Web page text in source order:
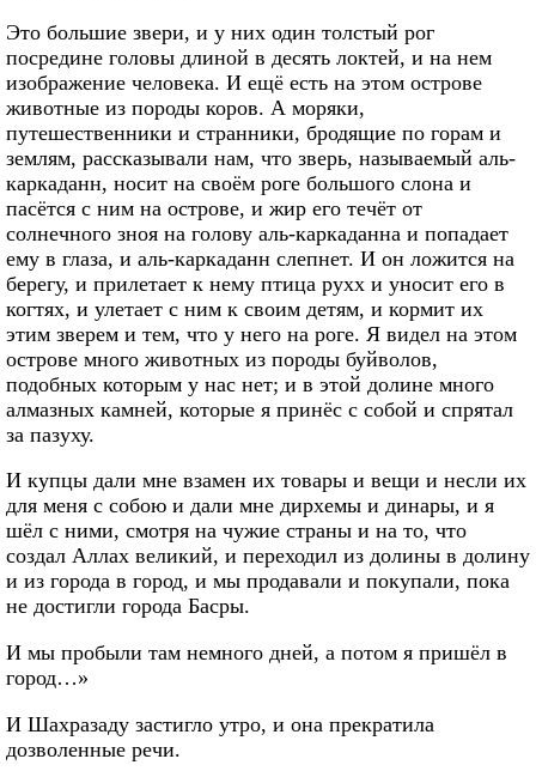
Это большие звери, и у них один толстый рог
посредине головы длиной в десять локтей, и на нем
изображение человека. И ещё есть на этом острове
животные из породы коров. А моряки,
путешественники и странники, бродящие по горам и
землям, рассказывали нам, что зверь, называемый аль-
каркаданн, носит на своём роге большого слона и
пасётся с ним на острове, и жир его течёт от
солнечного зноя на голову аль-каркаданна и попадает
ему в глаза, и аль-каркаданн слепнет. И он ложится на
берегу, и прилетает к нему птица рухх и уносит его в
когтях, и улетает с ним к своим детям, и кормит их
этим зверем и тем, что у него на роге. Я видел на этом
острове много животных из породы буйволов,
подобных которым у нас нет; и в этой долине много
алмазных камней, которые я принёс с собой и спрятал
за пазуху.
И купцы дали мне взамен их товары и вещи и несли их
для меня с собою и дали мне дирхемы и динары, и я
шёл с ними, смотря на чужие страны и на то, что
создал Аллах великий, и переходил из долины в долину
и из города в город, и мы продавали и покупали, пока
не достигли города Басры.
И мы пробыли там немного дней, а потом я пришёл в
город…»
И Шахразаду застигло утро, и она прекратила
дозволенные речи.